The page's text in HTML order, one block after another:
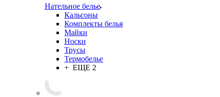
Нательное белье
Кальсоны
Комплекты белья
Майки
Носки
Трусы
Термобелье
+ ЕЩЕ 2